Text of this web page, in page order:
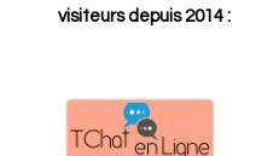
visiteurs depuis 2014 :